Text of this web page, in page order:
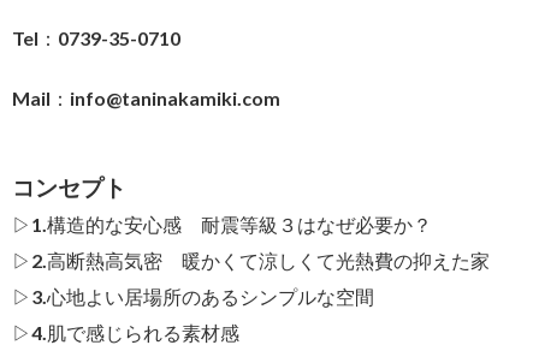
Tel：0739-35-0710
Mail： info@taninakamiki.com
コンセプト
▷1.構造的な安心感 耐震等級３はなぜ必要か？
▷2.高断熱高気密 暖かくて涼しくて光熱費の抑えた家
▷3.心地よい居場所のあるシンプルな空間
▷4.肌で感じられる素材感